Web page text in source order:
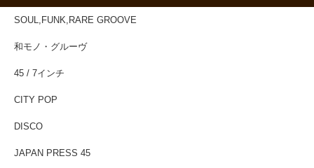
SOUL,FUNK,RARE GROOVE
和モノ・グルーヴ
45 / 7インチ
CITY POP
DISCO
JAPAN PRESS 45